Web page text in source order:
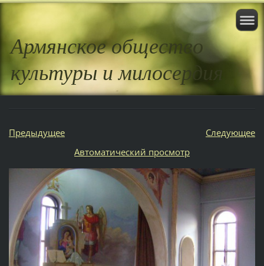
Армянское общество
культуры и милосердия
Предыдущее
Следующее
Aвтоматический просмотр